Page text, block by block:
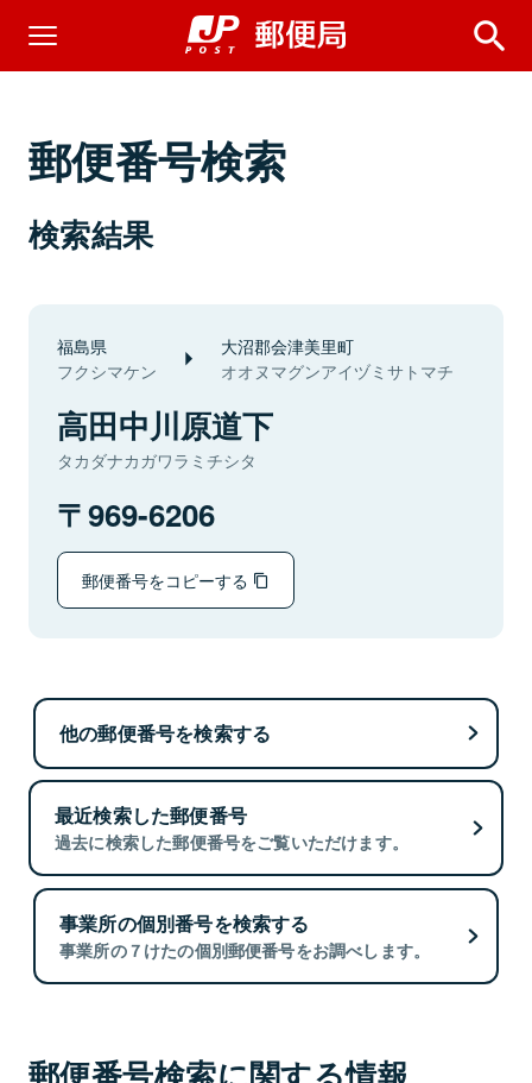
郵便番号検索
検索結果
福島県
フクシマケン
大沼郡会津美里町
オオヌマグンアイヅミサトマチ
高田中川原道下
タカダナカガワラミチシタ
969-6206
郵便番号をコピーする
他の郵便番号を検索する
最近検索した郵便番号
過去に検索した郵便番号をご覧いただけます。
事業所の個別番号を検索する
事業所の７けたの個別郵便番号をお調べします。